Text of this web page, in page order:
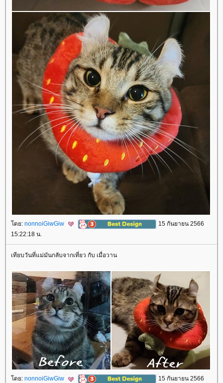
ดย: nonnoiGiwGiw
15 กันยายน 2566
15:22:18 น.
เทียบวันที่แม่มันกลับจากเที่ยว กับ เมื่อวาน
ดย: nonnoiGiwGiw
15 กันยายน 2566